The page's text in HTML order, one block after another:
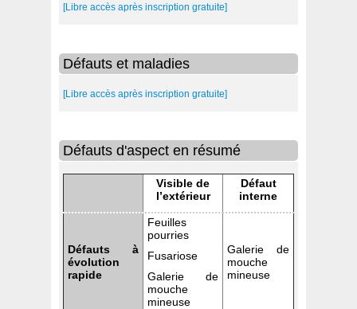
[Libre accès après inscription gratuite]
Défauts et maladies
[Libre accès après inscription gratuite]
Défauts d'aspect en résumé
Visible de
l’extérieur
Défaut
interne
Défauts à
évolution
rapide
Feuilles
pourries
Fusariose
Galerie de
mouche
mineuse
Galerie de
mouche
mineuse